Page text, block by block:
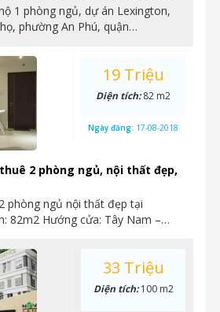
1 phòng ngủ, dự án Lexington,
phường An Phú, quận…
2 phòng ngủ, nội thất đẹp,
phòng ngủ nội thất đẹp tại
82m2 Hướng cửa: Tây Nam –…
19 Triệu
Diện tích:82 m2
Ngày đăng: 17-08-2018
33 Triệu
Diện tích:100 m2